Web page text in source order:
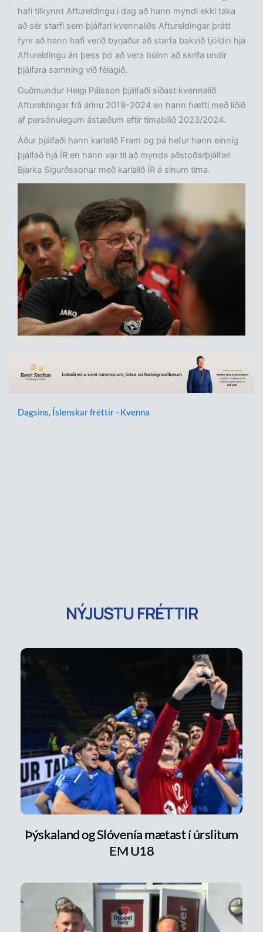
hafi tilkynnt Aftureldingu í dag að hann myndi ekki taka
að sér starfi sem þjálfari kvennaliðs Aftureldingar þrátt
fyrir að hann hafi verið byrjaður að starfa bakvið tjöldin hjá
Aftureldingu án þess þó að vera búinn að skrifa undir
þjálfara samning við félagið.
Guðmundur Helgi Pálsson þjálfaði síðast kvennalið
Aftureldingar frá árinu 2019-2024 en hann hætti með liðið
af persónulegum ástæðum eftir tímabilið 2023/2024.
Áður þjálfaði hann karlalið Fram og þá hefur hann einnig
þjálfað hjá ÍR en hann var til að mynda aðstoðarþjálfari
Bjarka Sigurðssonar með karlalið ÍR á sínum tíma.
Dagsins, Íslenskar fréttir - Kvenna
NÝJUSTU FRÉTTIR
Þýskaland og Slóvenía mætast í úrslitum
EM U18